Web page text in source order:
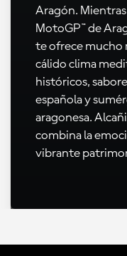
Aragón.
MotoGP™ de
te ofrece mucho
cálido clima
históricos,
española y
aragonesa.
combina la
vibrante